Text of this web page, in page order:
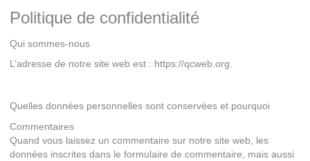
Politique de confidentialité
Qui sommes-nous
L’adresse de notre site web est : https://qcweb.org.
Quelles données personnelles sont conservées et pourquoi
Commentaires
Quand vous laissez un commentaire sur notre site web, les
données inscrites dans le formulaire de commentaire, mais aussi